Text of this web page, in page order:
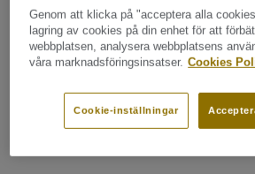
Design för en
miljö
DELA
Genom att klicka på "acceptera alla
lagring av cookies på din enhet för att
webbplatsen, analysera webbplatsens
våra marknadsföringsinsatser. Cookies
Cookie-inställningar